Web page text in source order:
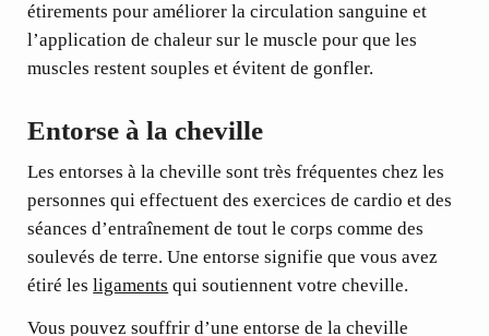
étirements pour améliorer la circulation sanguine et
l’application de chaleur sur le muscle pour que les
muscles restent souples et évitent de gonfler.
Entorse à la cheville
Les entorses à la cheville sont très fréquentes chez les
personnes qui effectuent des exercices de cardio et des
séances d’entraînement de tout le corps comme des
soulevés de terre. Une entorse signifie que vous avez
étiré lesligaments qui soutiennent votre cheville.
Vous pouvez souffrir d’une entorse de la cheville